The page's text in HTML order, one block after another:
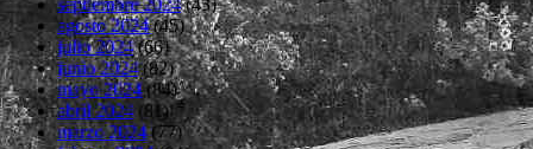
agosto 2024(45)
julio 2024(66)
junio 2024(82)
mayo 2024(84)
abril 2024 (81)
marzo 2024(77)